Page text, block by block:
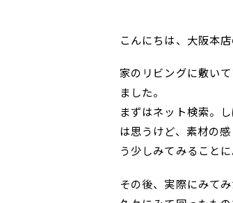
こんにちは、大阪本店
家のリビングに敷い
ました。
まずはネット検索。
は思うけど、素材の
う少しみてみることに
その後、実際にみて